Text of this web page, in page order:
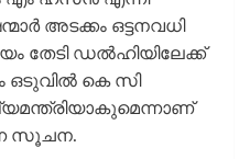
അടക്കം ഒട്ടനവധി
തേടി ഡല്‍ഹിയിലേക്ക്
ഒടുവില്‍ കെ സി
സൂചന.